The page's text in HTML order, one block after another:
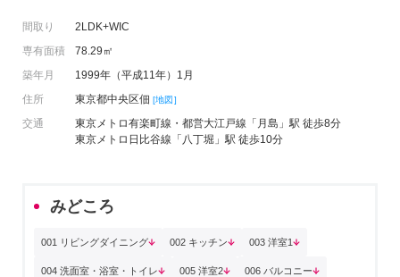
間取り
2LDK+WIC
専有面積
78.29㎡
築年月
1999年（平成11年）1月
住所
東京都中央区佃 [地図]
交通
東京メトロ有楽町線・都営大江戸線「月島」駅 徒歩8分
東京メトロ日比谷線「八丁堀」駅 徒歩10分
みどころ
001 リビングダイニング 002 キッチン 003 洋室1
004 洗面室・浴室・トイレ 005 洋室2 006 バルコニー